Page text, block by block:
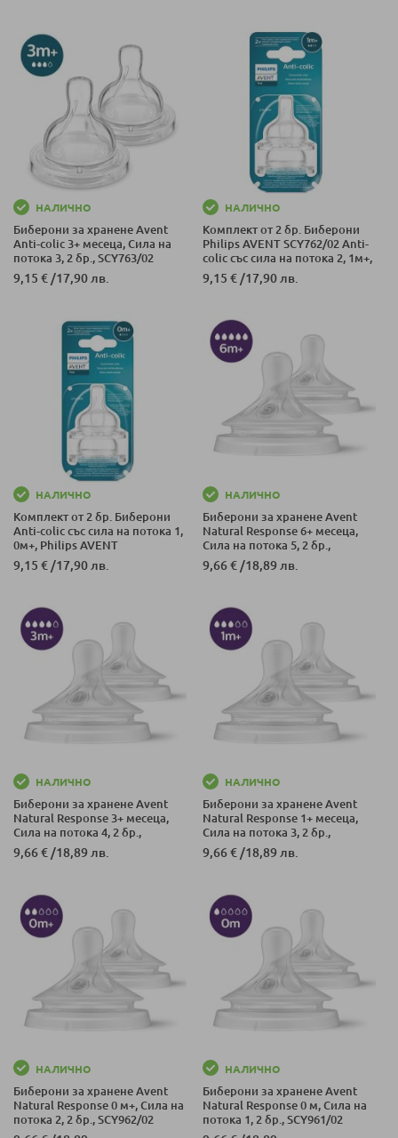
НАЛИЧНО
Биберони за хранене Avent
Anti-colic 3+ месеца, Сила на
потока 3, 2 бр., SCY763/02
9,15 €/17,90 лв.
НАЛИЧНО
Комплект от 2 бр. Биберони
Philips AVENT SCY762/02 Anti-
colic със сила на потока 2, 1м+,
9,15 €/17,90 лв.
НАЛИЧНО
Комплект от 2 бр. Биберони
Anti-colic със сила на потока 1,
0м+, Philips AVENT
9,15 €/17,90 лв.
НАЛИЧНО
Биберони за хранене Avent
Natural Response 6+ месеца,
Сила на потока 5, 2 бр.,
SCY965/02
9,66 €/18,89 лв.
НАЛИЧНО
Биберони за хранене Avent
Natural Response 3+ месеца,
Сила на потока 4, 2 бр.,
SCY964/02
9,66 € /18,89 лв.
НАЛИЧНО
Биберони за хранене Avent
Natural Response 1+ месеца,
Сила на потока 3, 2 бр.,
SCY963/02
9,66 € /18,89 лв.
НАЛИЧНО
Биберони за хранене Avent
Natural Response 0 м+, Сила на
потока 2, 2 бр., SCY962/02
НАЛИЧНО
Биберони за хранене Avent
Natural Response 0 м, Сила на
потока 1, 2 бр., SCY961/02